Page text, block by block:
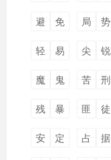
避 免 局 势
轻 易 尖 锐
魔 鬼 苦 刑
残 暴 匪 徒
安 定 占 据